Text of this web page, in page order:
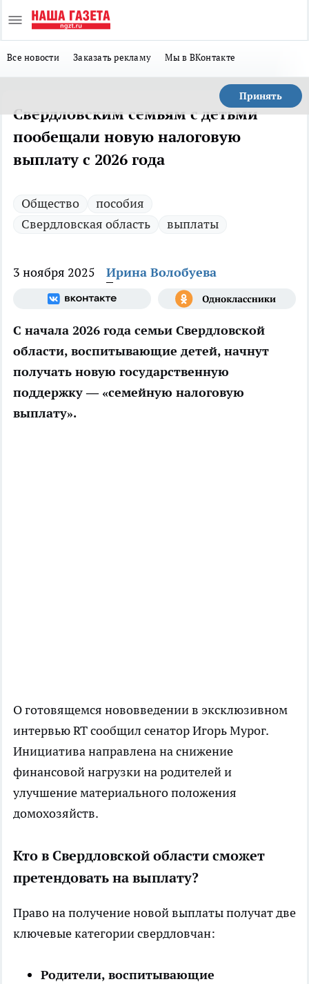
Все новости Заказать рекламу Мы в ВКонтакте
Принять
Свердловским семьям с детьми
пообещали новую налоговую
выплату с 2026 года
Общество
пособия
Свердловская область
выплаты
3 ноября 2025 Ирина Волобуева
С начала 2026 года семьи Свердловской
области, воспитывающие детей, начнут
получать новую государственную
поддержку — «семейную налоговую
выплату».
О готовящемся нововведении в эксклюзивном
интервью RTсообщил сенатор Игорь Мурог.
Инициатива направлена на снижение
финансовой нагрузки на родителей и
улучшение материального положения
домохозяйств.
Кто в Свердловской области сможет
претендовать на выплату?
Право на получение новой выплаты получат две
ключевые категории свердловчан:
Родители, воспитывающие